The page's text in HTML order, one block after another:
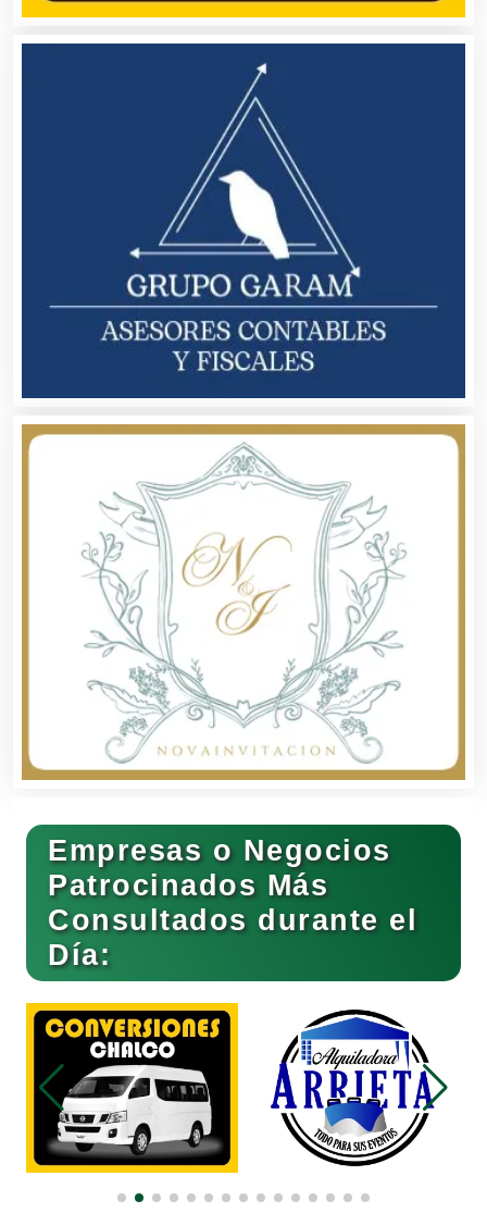
Audios para Eventos
Automatización
Automóviles Nuevos y Usados
Autopartes Eléctricas
Avaluos
Balnearios
Bancos
Banquetes
Bares y Cantinas
Basculas
Bebidas
Belleza
Bordados y Estampados
Boutiques
Empresas o Negocios
Patrocinados Más
Consultados durante el
Día: